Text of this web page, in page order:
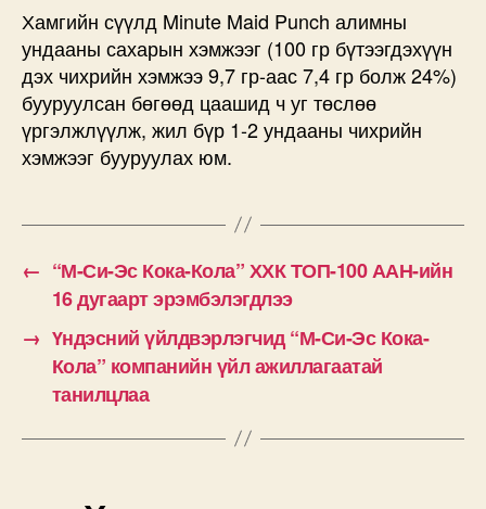
Хамгийн сүүлд Minute Maid Punch алимны
ундааны сахарын хэмжээг (100 гр бүтээгдэхүүн
дэх чихрийн хэмжээ 9,7 гр-аас 7,4 гр болж 24%)
бууруулсан бөгөөд цаашид ч уг төслөө
үргэлжлүүлж, жил бүр 1-2 ундааны чихрийн
хэмжээг бууруулах юм.
← “М-Си-Эс Кока-Кола” ХХК ТОП-100 ААН-ийн
16 дугаарт эрэмбэлэгдлээ
→ Үндэсний үйлдвэрлэгчид “М-Си-Эс Кока-
Кола” компанийн үйл ажиллагаатай
танилцлаа